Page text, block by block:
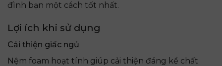
đình bạn một cách tốt nhất.
Lợi ích khi sử dụng
Cải thiện giấc ngủ
Nệm foam hoạt tính giúp cải thiện đáng kể chất